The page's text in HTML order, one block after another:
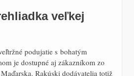
veľkej
podujatie s bohatým
je dostupné aj zákazníkom zo
Rakúski dodávatelia totiž